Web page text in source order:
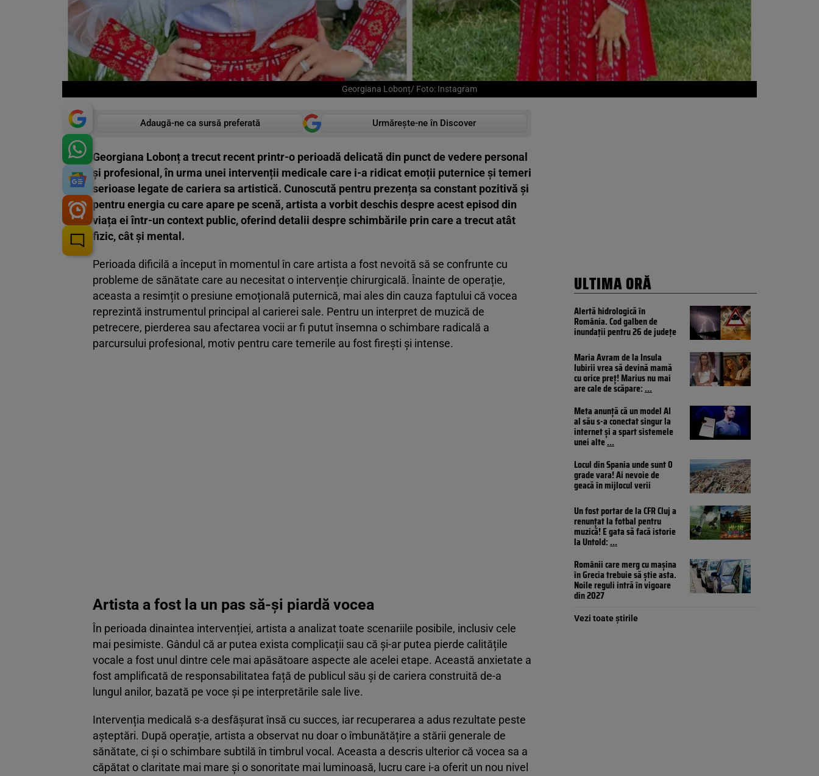
Georgiana Lobonț/ Foto: Instagram
Adaugă-ne ca sursă preferată Urmărește-ne în Discover
Georgiana Lobonț a trecut recent printr-o perioadă delicată din punct de vedere personal
și profesional, în urma unei intervenții medicale care i-a ridicat emoții puternice și temeri
serioase legate de cariera sa artistică. Cunoscută pentru prezența sa constant pozitivă și
pentru energia cu care apare pe scenă, artista a vorbit deschis despre acest episod din
viața ei într-un context public, oferind detalii despre schimbările prin care a trecut atât
fizic, cât și mental.
Perioada dificilă a început în momentul în care artista a fost nevoită să se confrunte cu
probleme de sănătate care au necesitat o intervenție chirurgicală. Înainte de operație,
aceasta a resimțit o presiune emoțională puternică, mai ales din cauza faptului că vocea
reprezintă instrumentul principal al carierei sale. Pentru un interpret de muzică de
petrecere, pierderea sau afectarea vocii ar fi putut însemna o schimbare radicală a
parcursului profesional, motiv pentru care temerile au fost firești și intense.
Artista a fost la un pas să-și piardă vocea
În perioada dinaintea intervenției, artista a analizat toate scenariile posibile, inclusiv cele
mai pesimiste. Gândul că ar putea exista complicații sau că și-ar putea pierde calitățile
vocale a fost unul dintre cele mai apăsătoare aspecte ale acelei etape. Această anxietate a
fost amplificată de responsabilitatea față de publicul său și de cariera construită de-a
lungul anilor, bazată pe voce și pe interpretările sale live.
Intervenția medicală s-a desfășurat însă cu succes, iar recuperarea a adus rezultate peste
așteptări. După operație, artista a observat nu doar o îmbunătățire a stării generale de
sănătate, ci și o schimbare subtilă în timbrul vocal. Aceasta a descris ulterior că vocea sa a
căpătat o claritate mai mare și o sonoritate mai luminoasă, lucru care i-a oferit un nou nivel
ULTIMA ORĂ
Alertă hidrologică în
România. Cod galben de
inundații pentru 26 de județe
Maria Avram de la Insula
Iubirii vrea să devină mamă
cu orice preț! Marius nu mai
are cale de scăpare:...
Meta anunță că un model AI
al său s-a conectat singur la
internet și a spart sistemele
unei alte...
Locul din Spania unde sunt 0
grade vara! Ai nevoie de
geacă în mijlocul verii
Un fost portar de la CFR Cluj a
renunțat la fotbal pentru
muzică! E gata să facă istorie
la Untold:...
Românii care merg cu mașina
în Grecia trebuie să știe asta.
Noile reguli intră în vigoare
din 2027
Vezi toate știrile